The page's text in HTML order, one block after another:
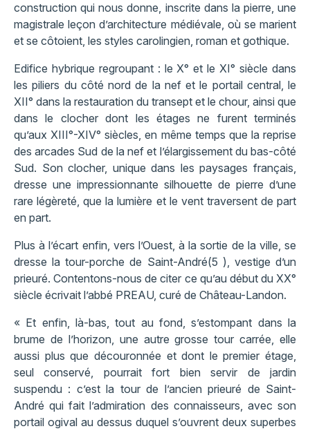
construction qui nous donne, inscrite dans la pierre, une
magistrale leçon d’architecture médiévale, où se marient
et se côtoient, les styles carolingien, roman et gothique.
Edifice hybrique regroupant : le X° et le XI° siècle dans
les piliers du côté nord de la nef et le portail central, le
XII° dans la restauration du transept et le chour, ainsi que
dans le clocher dont les étages ne furent terminés
qu’aux XIII°-XIV° siècles, en même temps que la reprise
des arcades Sud de la nef et l’élargissement du bas-côté
Sud. Son clocher, unique dans les paysages français,
dresse une impressionnante silhouette de pierre d’une
rare légèreté, que la lumière et le vent traversent de part
en part.
Plus à l’écart enfin, vers l’Ouest, à la sortie de la ville, se
dresse la tour-porche de Saint-André(5 ), vestige d’un
prieuré. Contentons-nous de citer ce qu’au début du XX°
siècle écrivait l’abbé PREAU, curé de Château-Landon.
« Et enfin, là-bas, tout au fond, s’estompant dans la
brume de l’horizon, une autre grosse tour carrée, elle
aussi plus que découronnée et dont le premier étage,
seul conservé, pourrait fort bien servir de jardin
suspendu : c’est la tour de l’ancien prieuré de Saint-
André qui fait l’admiration des connaisseurs, avec son
portail ogival au dessus duquel s’ouvrent deux superbes